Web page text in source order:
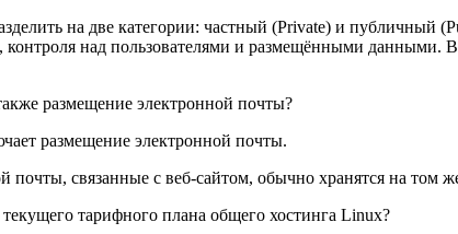
на две категории: частный (Private) и
контроля над пользователями и размещёнными данными.
размещение электронной почты?
размещение электронной почты.
почты, связанные с веб-сайтом, обычно хранятся на том
тарифного плана общего хостинга Linux?